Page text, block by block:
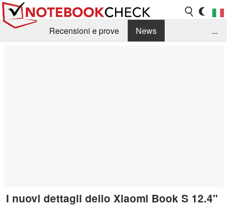
Recensioni e prove
News
...
I nuovi dettagli dello Xiaomi Book S 12.4"